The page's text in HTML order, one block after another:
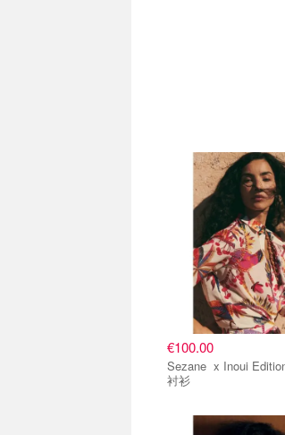
€100.00
Sezane x Inoui Editions 联名印花
衬衫